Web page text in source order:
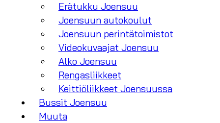
Erätukku Joensuu
Joensuun autokoulut
Joensuun perintätoimistot
Videokuvaajat Joensuu
Alko Joensuu
Rengasliikkeet
Keittiöliikkeet Joensuussa
Bussit Joensuu
Muuta